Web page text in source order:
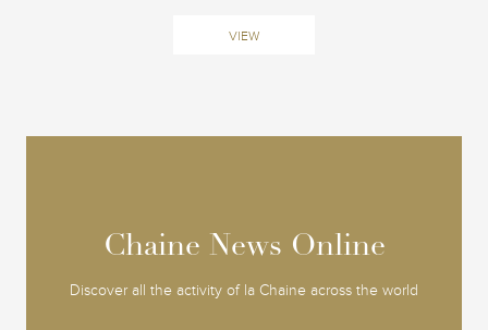
VIEW
Chaine News Online
Discover all the activity of la Chaine across the world
Chaine News Online